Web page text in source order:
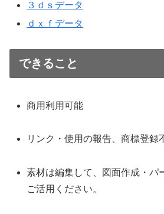
３ｄｓデータ
ｄｘｆデータ
できること
商用利用可能
リンク・使用の報告、商標登録
素材は編集して、図面作成・パ
ご活用ください。